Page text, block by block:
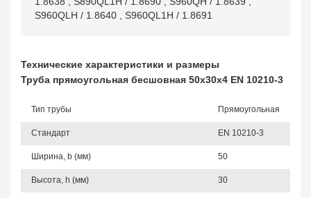
S960QLH / 1.8640
S960QL1H / 1.8691
Технические характеристики и размеры
Труба прямоугольная бесшовная 50х30х4 EN 10210-3
Тип трубы Прямоугольная
Стандарт EN 10210-3
Ширина, b (мм) 50
Высота, h (мм) 30